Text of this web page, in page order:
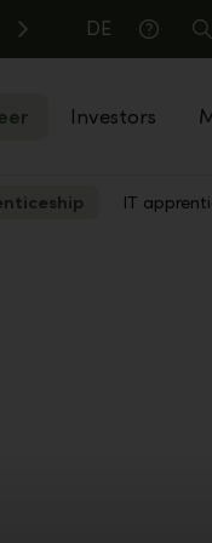
DE
Help
Investors
IT